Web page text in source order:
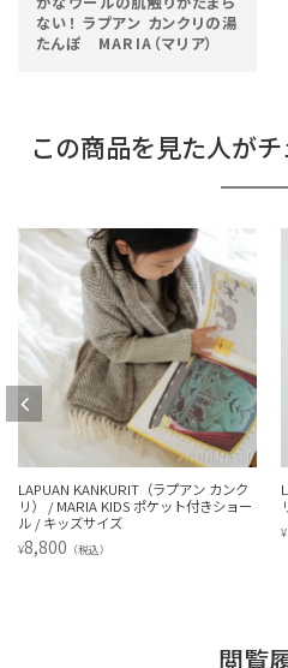
ない！ ラプアン カンクリの湯
たんぽ MARIA（マリア）
この商品を見た人が
LAPUAN KANKURIT（ラプアン カンク
リ） / MARIA KIDS ポケット付きショー
ル / キッズサイズ
¥8,800 （税込）
¥
閲覧